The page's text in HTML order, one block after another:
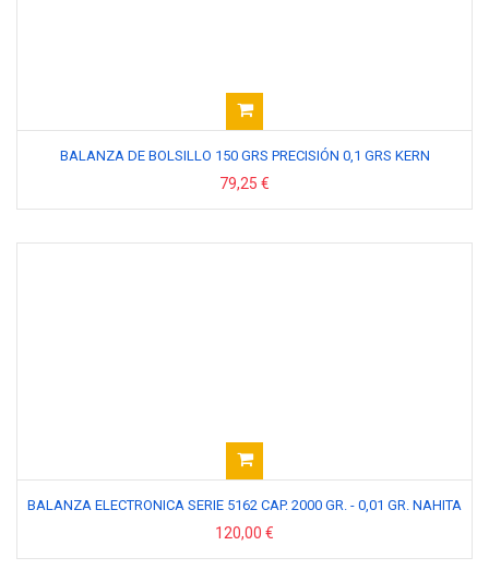
BALANZA DE BOLSILLO 150 GRS PRECISIÓN 0,1 GRS KERN
79,25 €
BALANZA ELECTRONICA SERIE 5162 CAP. 2000 GR. - 0,01 GR. NAHITA
120,00 €